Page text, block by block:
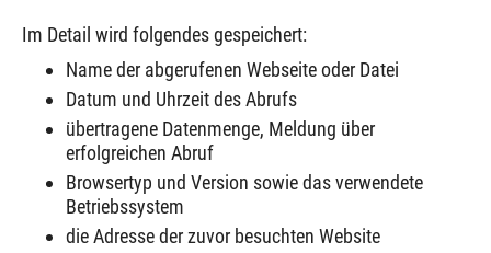
Im Detail wird folgendes gespeichert:
Name der abgerufenen Webseite oder Datei
Datum und Uhrzeit des Abrufs
übertragene Datenmenge, Meldung über
erfolgreichen Abruf
Browsertyp und Version sowie das verwendete
Betriebssystem
die Adresse der zuvor besuchten Website